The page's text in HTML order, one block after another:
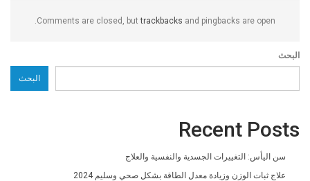
Comments are closed, buttrackbacks and pingbacks are open.
البحث
البحث
Recent Posts
سن اليأس: التغييرات الجسدية والنفسية والعلاج
علاج ثبات الوزن وزيادة معدل الطاقة بشكل صحي وسليم 2024